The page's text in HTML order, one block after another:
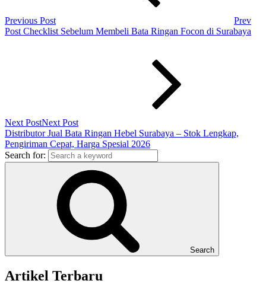
Previous Post
Prev
Post Checklist Sebelum Membeli Bata Ringan Focon di Surabaya
Next PostNext Post
Distributor Jual Bata Ringan Hebel Surabaya – Stok Lengkap,
Pengiriman Cepat, Harga Spesial 2026
Search for:
Search
Artikel Terbaru